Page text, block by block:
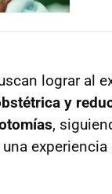
lograr al
y
,